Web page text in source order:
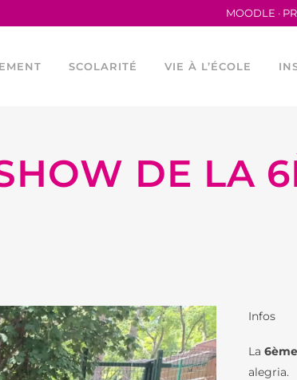
MOODLE ·
SCOLARITÉ
LA MATERNELLE
FOURNITURES ÉLÉMENTAIRE
LE COLLÈGE
VIE À L’ÉCOLE
HORAIRES
ASSOCIATION
ASSOCIATIONS DES
D’ÉLÈVES
DE LA
Infos
La
alegria.